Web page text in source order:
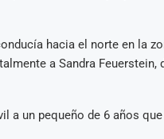
hacia el norte en la
a Sandra
a un pequeño de 6 años